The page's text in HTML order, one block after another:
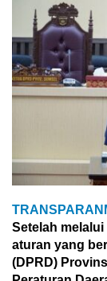
Setelah
aturan yang
(DPRD)